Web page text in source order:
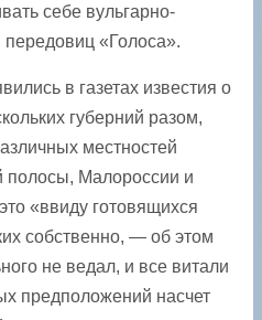
себе вульгарно-
«Голоса».
в газетах известия о
губерний разом,
местностей
полосы, Малороссии и
«ввиду готовящихся
собственно, — об этом
не ведал, и все витали
предположений насчет